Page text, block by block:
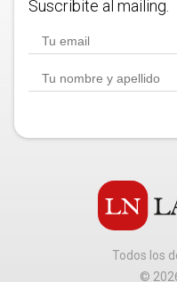
Suscribite al mailing.
Todos los
©